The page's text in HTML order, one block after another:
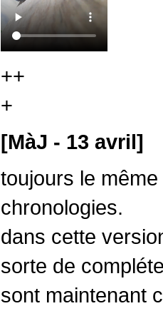
++
+
[MàJ - 13 avril]
toujours le
chronologies.
dans cette
sorte de
sont maintenant